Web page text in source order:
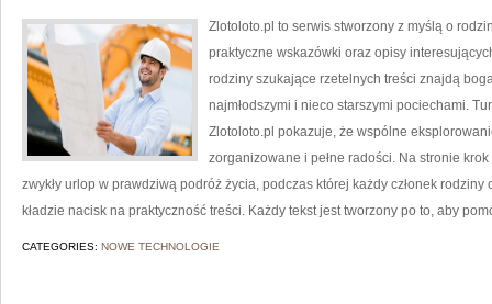
Zlotoloto.pl to serwis stworzony z myślą o
praktyczne wskazówki oraz opisy
rodziny szukające rzetelnych treści znajdą
najmłodszymi i nieco starszymi pociechami.
Zlotoloto.pl pokazuje, że wspólne
zorganizowane i pełne radości. Na stronie
zwykły urlop w prawdziwą podróż życia, podczas której każdy członek
kładzie nacisk na praktyczność treści. Każdy tekst jest tworzony po to, aby
CATEGORIES: NOWE TECHNOLOGIE